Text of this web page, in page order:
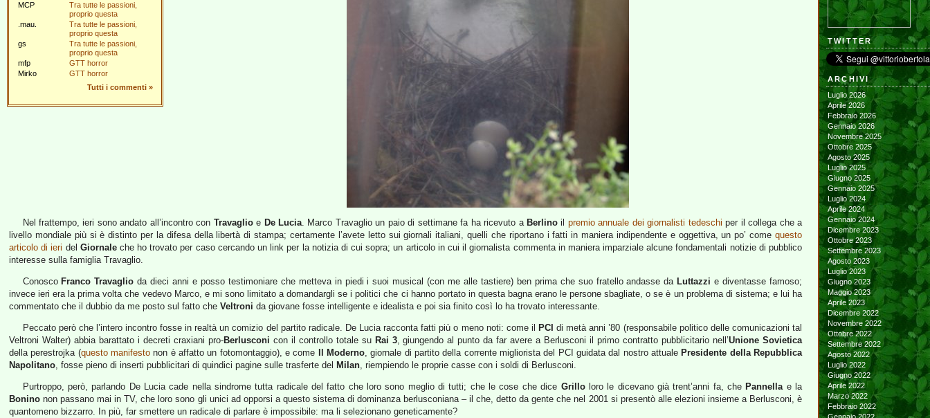
MCP
Tra tutte le passioni,
proprio questa
.mau.
Tra tutte le passioni,
proprio questa
gs
Tra tutte le passioni,
proprio questa
mfp
GTT horror
Mirko
GTT horror
Tutti i commenti »
Nel frattempo, ieri sono andato all’incontro con Travaglioe De Lucia. Marco Travaglio un paio di settimane fa ha ricevuto a Berlino il premio annuale dei giornalisti tedeschi per il collega che a
livello mondiale più si è distinto per la difesa della libertà di stampa; certamente l’avete letto sui giornali italiani, quelli che riportano i fatti in maniera indipendente e oggettiva, un po’ come questo
articolo di ieri del Giornaleche ho trovato per caso cercando un link per la notizia di cui sopra; un articolo in cui il giornalista commenta in maniera imparziale alcune fondamentali notizie di pubblico
interesse sulla famiglia Travaglio.
Conosco Franco Travaglio da dieci anni e posso testimoniare che metteva in piedi i suoi musical (con me alle tastiere) ben prima che suo fratello andasse da Luttazzi e diventasse famoso;
invece ieri era la prima volta che vedevo Marco, e mi sono limitato a domandargli se i politici che ci hanno portato in questa bagna erano le persone sbagliate, o se è un problema di sistema; e lui ha
commentato che il dubbio da me posto sul fatto che Veltroni da giovane fosse intelligente e idealista e poi sia finito così lo ha trovato interessante.
Peccato però che l’intero incontro fosse in realtà un comizio del partito radicale. De Lucia racconta fatti più o meno noti: come il PCI di metà anni ’80 (responsabile politico delle comunicazioni tal
Veltroni Walter) abbia barattato i decreti craxiani pro-Berlusconi con il controllo totale su Rai 3, giungendo al punto da far avere a Berlusconi il primo contratto pubblicitario nell’Unione Sovietica
della perestrojka (questo manifesto non è affatto un fotomontaggio), e come Il Moderno, giornale di partito della corrente migliorista del PCI guidata dal nostro attuale Presidente della Repubblica
Napolitano, fosse pieno di inserti pubblicitari di quindici pagine sulle trasferte del Milan, riempiendo le proprie casse con i soldi di Berlusconi.
Purtroppo, però, parlando De Lucia cade nella sindrome tutta radicale del fatto che loro sono meglio di tutti; che le cose che dice Grilloloro le dicevano già trent’anni fa, che Pannellae la
Bonino non passano mai in TV, che loro sono gli unici ad opporsi a questo sistema di dominanza berlusconiana – il che, detto da gente che nel 2001 si presentò alle elezioni insieme a Berlusconi, è
quantomeno bizzarro. In più, far smettere un radicale di parlare è impossibile: ma li selezionano geneticamente?
TWITTER
ARCHIVI
Luglio 2026
Aprile 2026
Febbraio 2026
Gennaio 2026
Novembre 2025
Ottobre 2025
Agosto 2025
Luglio 2025
Giugno 2025
Gennaio 2025
Luglio 2024
Aprile 2024
Gennaio 2024
Dicembre 2023
Ottobre 2023
Settembre 2023
Agosto 2023
Luglio 2023
Giugno 2023
Maggio 2023
Aprile 2023
Dicembre 2022
Novembre 2022
Ottobre 2022
Settembre 2022
Agosto 2022
Luglio 2022
Giugno 2022
Aprile 2022
Marzo 2022
Febbraio 2022